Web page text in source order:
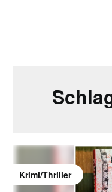
Krimi/Thriller